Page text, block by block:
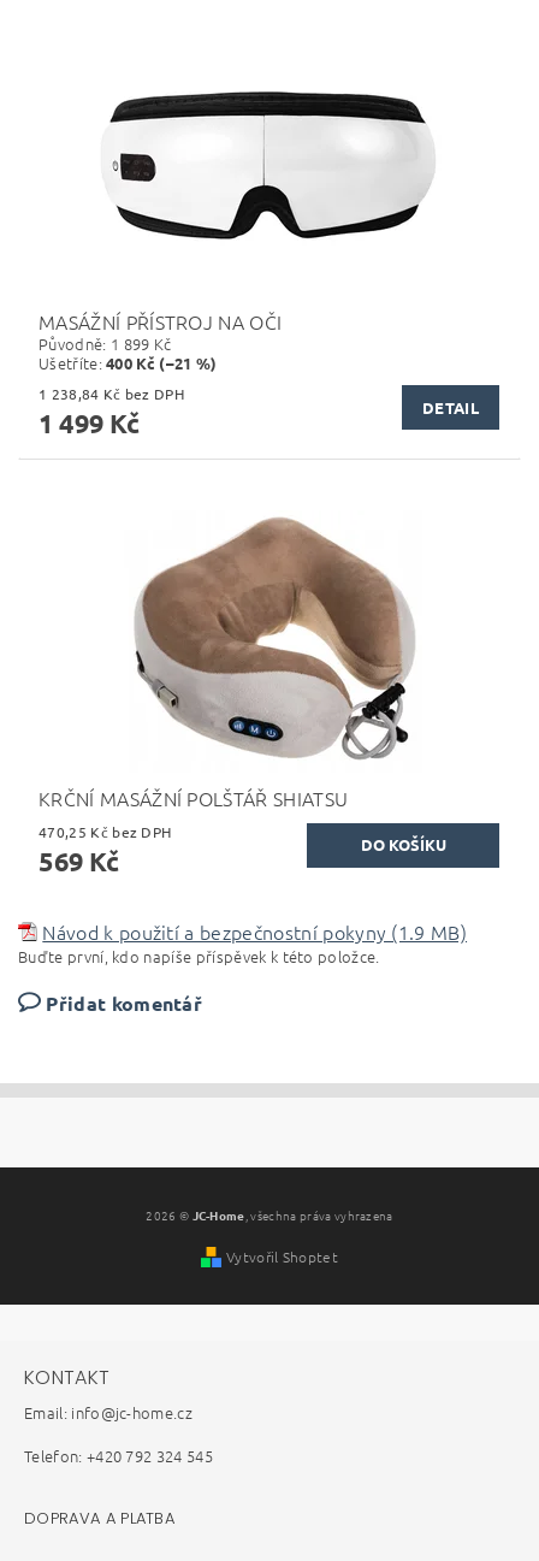
MASÁŽNÍ PŘÍSTROJ NA OČI
Původně: 1 899 Kč
Ušetříte:400 Kč (–21 %)
1 238,84 Kč bez DPH
1 499 Kč DETAIL
KRČNÍ MASÁŽNÍ POLŠTÁŘ SHIATSU
470,25 Kč bez DPH
569 Kč
Návod k použití a bezpečnostní pokyny (1.9 MB)
Buďte první, kdo napíše příspěvek k této položce.
Přidat komentář
2026 © JC-Home , všechna práva vyhrazena
Vytvořil Shoptet
KONTAKT
Email: info@jc-home.cz
Telefon: +420 792 324 545
DOPRAVA A PLATBA